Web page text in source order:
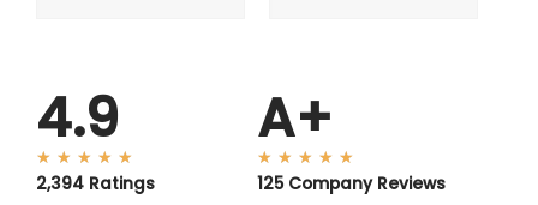
4.9
★ ★ ★ ★ ★
2,394 Ratings
A+
★ ★ ★ ★ ★
125 Company Reviews